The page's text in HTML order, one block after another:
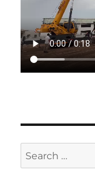
Search
for: